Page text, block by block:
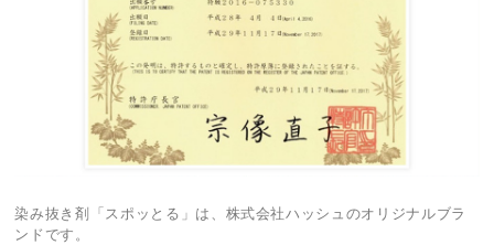
染み抜き剤「スポッとる」は、株式会社ハッシュのオリジナルブラ
ンドです。